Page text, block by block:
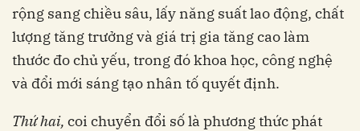
rộng sang chiều sâu, lấy năng suất lao động, chất
lượng tăng trưởng và giá trị gia tăng cao làm
thước đo chủ yếu, trong đó khoa học, công nghệ
và đổi mới sáng tạo nhân tố quyết định.
Thứ hai, coi chuyển đổi số là phương thức phát